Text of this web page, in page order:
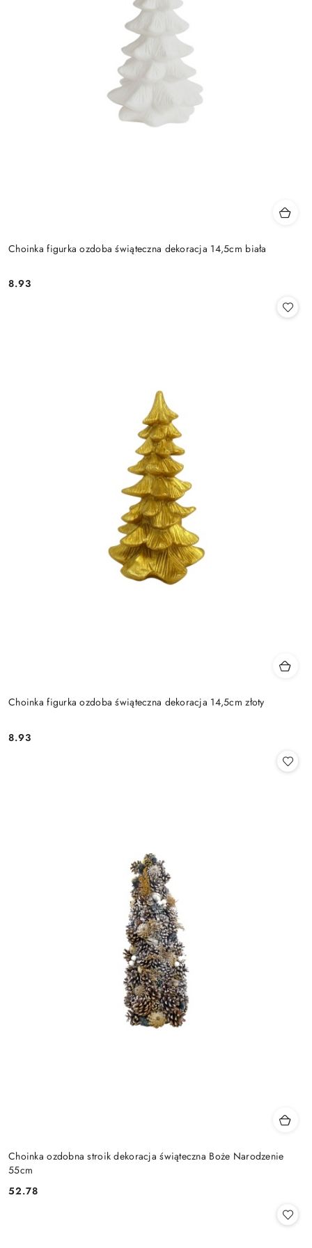
Choinka figurka ozdoba świąteczna dekoracja 14,5cm biała
Cena:
8.93
Choinka figurka ozdoba świąteczna dekoracja 14,5cm złoty
Cena:
8.93
Choinka ozdobna stroik dekoracja świąteczna Boże Narodzenie
55cm
Cena:
52.78